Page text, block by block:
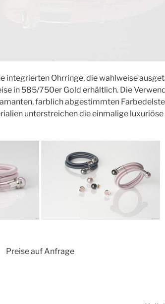
integrierten Ohrringe, die wahlweise
in 585/750er Gold erhältlich. Die
farblich abgestimmten
unterstreichen die einmalige
Preise auf Anfrage